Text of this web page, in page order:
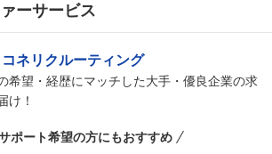
ーサービス
ネリクルーティング
希望・経歴にマッチした大手・優良企業の求
け！
ポート希望の方にもおすすめ